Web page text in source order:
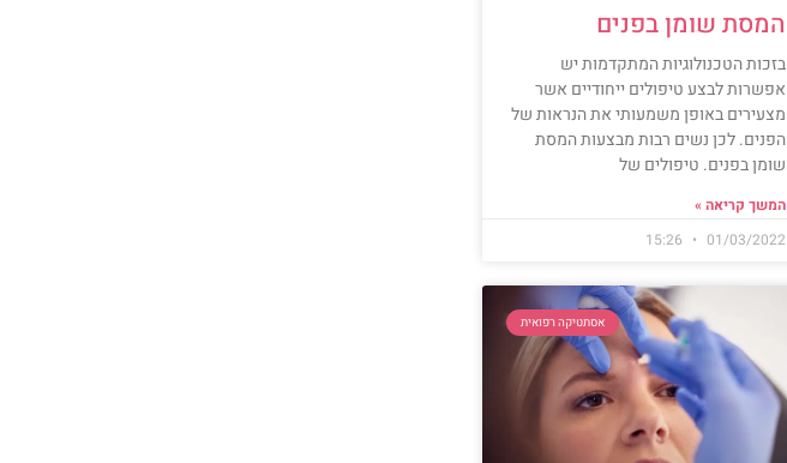
המסת שומן בפנים
בזכות הטכנולוגיות המתקדמות יש
אפשרות לבצע טיפולים ייחודיים אשר
מצעירים באופן משמעותי את הנראות של
הפנים. לכן נשים רבות מבצעות המסת
שומן בפנים. טיפולים של
המשך קריאה »
01/03/2022
אסתטיקה רפואית